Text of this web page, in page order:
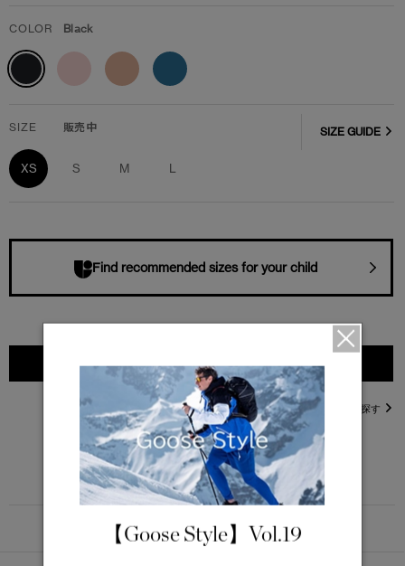
COLOR Black
SIZE 販売中
XS S M L
SIZE GUIDE
Find recommended sizes for your child
カートに入れる
直営店在庫を探す
DETAIL
【Goose Style】Vol.19